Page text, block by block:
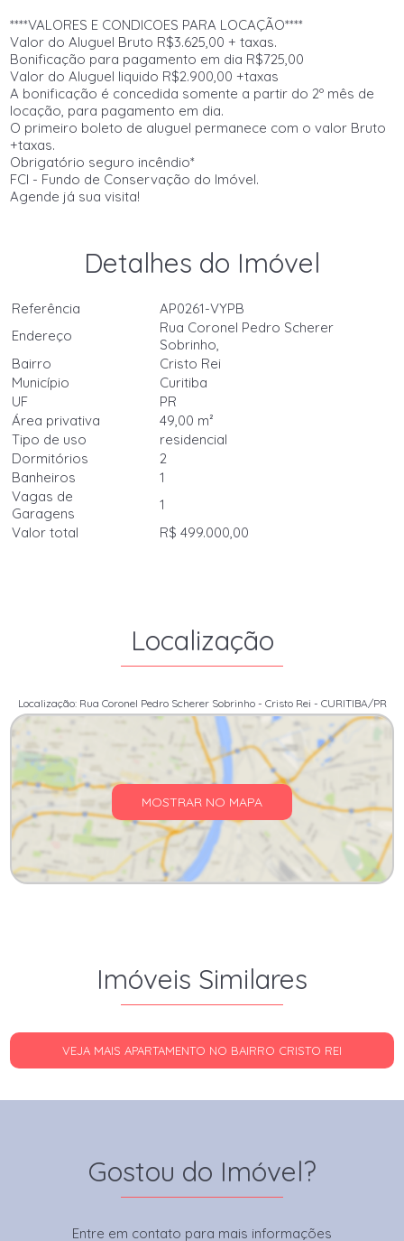
****VALORES E CONDICOES PARA LOCAÇÃO****
Valor do Aluguel Bruto R$3.625,00 + taxas.
Bonificação para pagamento em dia R$725,00
Valor do Aluguel liquido R$2.900,00 +taxas
A bonificação é concedida somente a partir do 2º mês de
locação, para pagamento em dia.
O primeiro boleto de aluguel permanece com o valor Bruto
+taxas.
Obrigatório seguro incêndio*
FCI - Fundo de Conservação do Imóvel.
Agende já sua visita!
Detalhes do Imóvel
Referência
AP0261-VYPB
Endereço
Rua Coronel Pedro Scherer
Sobrinho,
Bairro
Cristo Rei
Município
Curitiba
UF
PR
Área privativa
49,00 m²
Tipo de uso
residencial
Dormitórios
2
Banheiros
1
Vagas de
Garagens
1
Valor total
R$ 499.000,00
Localização
Localização: Rua Coronel Pedro Scherer Sobrinho - Cristo Rei - CURITIBA/PR
MOSTRAR NO MAPA
Imóveis Similares
VEJA MAIS APARTAMENTO NO BAIRRO CRISTO REI
Gostou do Imóvel?
Entre em contato para mais informações